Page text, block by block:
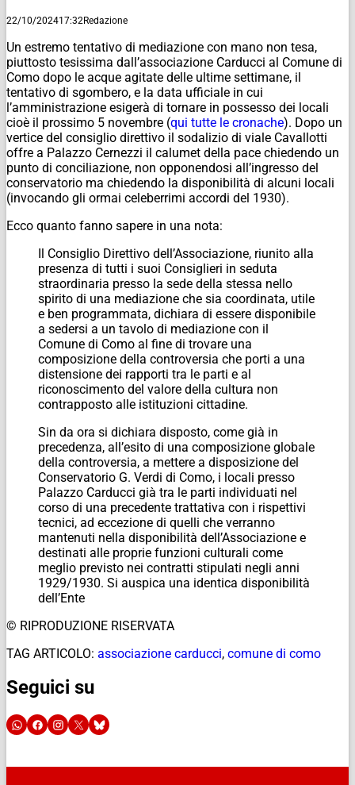
22/10/202417:32Redazione
Un estremo tentativo di mediazione con mano non tesa,
piuttosto tesissima dall’associazione Carducci al Comune di
Como dopo le acque agitate delle ultime settimane, il
tentativo di sgombero, e la data ufficiale in cui
l’amministrazione esigerà di tornare in possesso dei locali
cioè il prossimo 5 novembre (qui tutte le cronache). Dopo un
vertice del consiglio direttivo il sodalizio di viale Cavallotti
offre a Palazzo Cernezzi il calumet della pace chiedendo un
punto di conciliazione, non opponendosi all’ingresso del
conservatorio ma chiedendo la disponibilità di alcuni locali
(invocando gli ormai celeberrimi accordi del 1930).
Ecco quanto fanno sapere in una nota:
Il Consiglio Direttivo dell’Associazione, riunito alla
presenza di tutti i suoi Consiglieri in seduta
straordinaria presso la sede della stessa nello
spirito di una mediazione che sia coordinata, utile
e ben programmata, dichiara di essere disponibile
a sedersi a un tavolo di mediazione con il
Comune di Como al fine di trovare una
composizione della controversia che porti a una
distensione dei rapporti tra le parti e al
riconoscimento del valore della cultura non
contrapposto alle istituzioni cittadine.
Sin da ora si dichiara disposto, come già in
precedenza, all’esito di una composizione globale
della controversia, a mettere a disposizione del
Conservatorio G. Verdi di Como, i locali presso
Palazzo Carducci già tra le parti individuati nel
corso di una precedente trattativa con i rispettivi
tecnici, ad eccezione di quelli che verranno
mantenuti nella disponibilità dell’Associazione e
destinati alle proprie funzioni culturali come
meglio previsto nei contratti stipulati negli anni
1929/1930. Si auspica una identica disponibilità
dell’Ente
© RIPRODUZIONE RISERVATA
TAG ARTICOLO: associazione carducci, comune di como
Seguici su